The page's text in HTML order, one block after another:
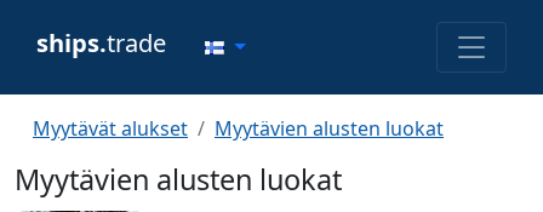
ships.trade
Myytävät alukset Myytävien alusten luokat
Myytävien alusten luokat